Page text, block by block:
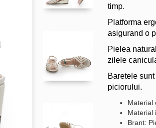
timp.
Platforma
asigurand o
Pielea
zilele
Baretele
piciorului.
Material
Material
Brant: